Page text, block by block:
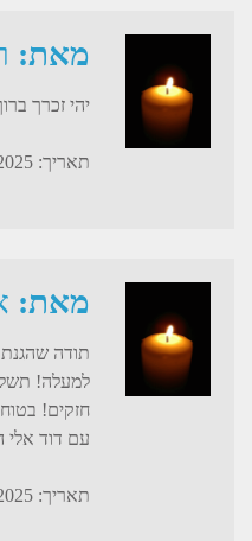
מאת:
יהי זכרך
תאריך: 27/08/2025
מאת:
תודה שהגנת
למעלה!
חזקים!
עם דוד אלי
תאריך: 27/08/2025